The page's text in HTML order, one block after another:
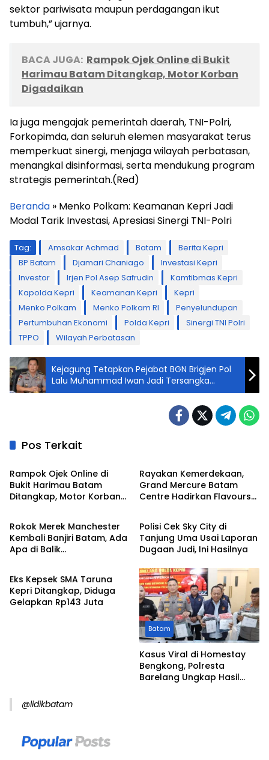
sektor pariwisata maupun perdagangan ikut
tumbuh,” ujarnya.
BACA JUGA: Rampok Ojek Online di Bukit
Harimau Batam Ditangkap, Motor Korban
Digadaikan
Ia juga mengajak pemerintah daerah, TNI-Polri,
Forkopimda, dan seluruh elemen masyarakat terus
memperkuat sinergi, menjaga wilayah perbatasan,
menangkal disinformasi, serta mendukung program
strategis pemerintah.(Red)
Beranda » Menko Polkam: Keamanan Kepri Jadi
Modal Tarik Investasi, Apresiasi Sinergi TNI-Polri
Tag: Amsakar Achmad Batam
Berita Kepri
BP Batam
Djamari Chaniago
Investasi Kepri
Investor
Irjen Pol Asep Safrudin
Kamtibmas Kepri
Kapolda Kepri
Keamanan Kepri
Kepri
Menko Polkam
Menko Polkam RI
Penyelundupan
Pertumbuhan Ekonomi
Polda Kepri
Sinergi TNI Polri
TPPO
Wilayah Perbatasan
Kejagung Tetapkan Pejabat BGN Brigjen Pol
Lalu Muhammad Iwan Jadi Tersangka
Korupsi Program MBG
Pos Terkait
Batam
Rampok Ojek Online di
Bukit Harimau Batam
Ditangkap, Motor Korban
Rayakan Kemerdekaan,
Grand Mercure Batam
Centre Hadirkan Flavours
Batam
Rokok Merek Manchester
Kembali Banjiri Batam, Ada
Apa di Balik
Batam
Polisi Cek Sky City di
Tanjung Uma Usai Laporan
Dugaan Judi, Ini Hasilnya
Batam
Eks Kepsek SMA Taruna
Kepri Ditangkap, Diduga
Gelapkan Rp143 Juta
Batam
Kasus Viral di Homestay
Bengkong, Polresta
Barelang Ungkap Hasil
@lidikbatam